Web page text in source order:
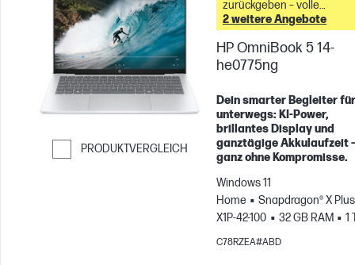
PRODUKTVERGLEICH
zurückgeben – volle
Rückerstattung &
2 weitere Angebote
HP OmniBook 5 14-
he0775ng
Dein smarter Begleiter für
unterwegs: KI-Power,
brillantes Display und
ganztägige Akkulaufzeit –
ganz ohne Kompromisse.
Windows 11
Home
Snapdragon® X
X1P-42-100
32 GB RAM
1
SSD
14" 2K OLED, , 0.2ms
C78RZEA#ABD